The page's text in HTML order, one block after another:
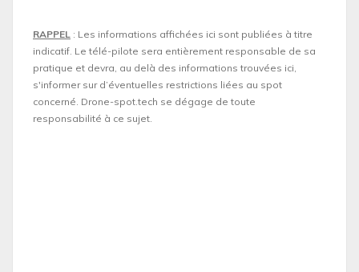
RAPPEL : Les informations affichées ici sont publiées à titre
indicatif. Le télé-pilote sera entièrement responsable de sa
pratique et devra, au delà des informations trouvées ici,
s'informer sur d’éventuelles restrictions liées au spot
concerné. Drone-spot.tech se dégage de toute
responsabilité à ce sujet.